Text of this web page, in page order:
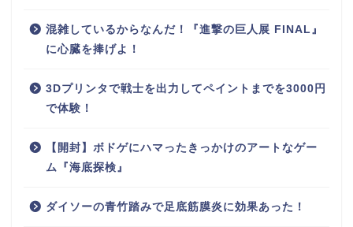
混雑しているからなんだ！『進撃の巨人展 FINAL』
に心臓を捧げよ！
3Dプリンタで戦士を出力してペイントまでを3000円
で体験！
【開封】ボドゲにハマったきっかけのアートなゲー
ム『海底探検』
ダイソーの青竹踏みで足底筋膜炎に効果あった！